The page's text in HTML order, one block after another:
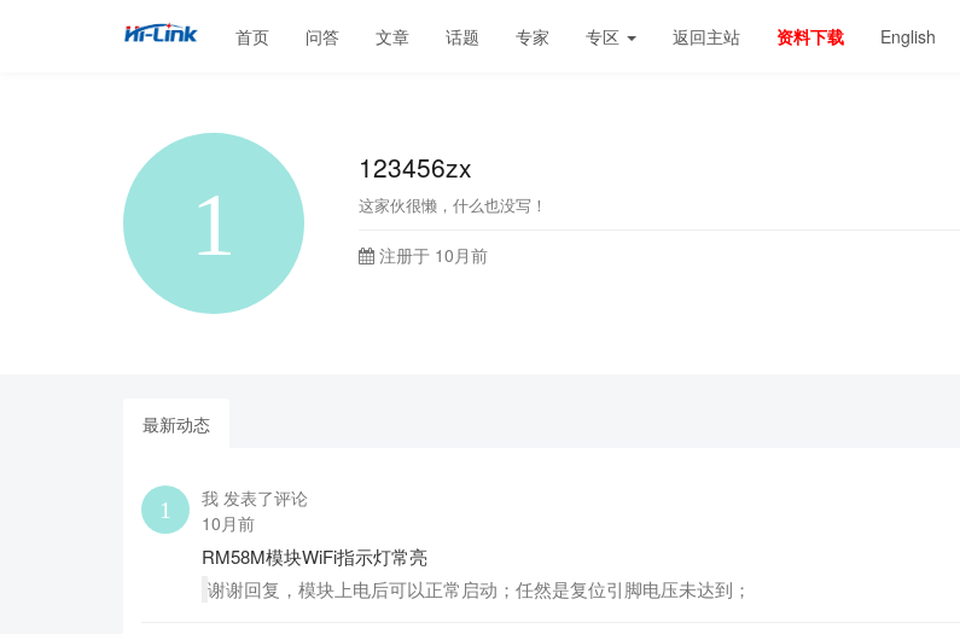
首页 问答 文章 话题 专家 专区 返回主站 资料下载 English
123456zx
这家伙很懒，什么也没写！
注册于 10月前
最新动态
我 发表了评论
10月前
RM58M模块WiFi指示灯常亮
谢谢回复，模块上电后可以正常启动；任然是复位引脚电压未达到；